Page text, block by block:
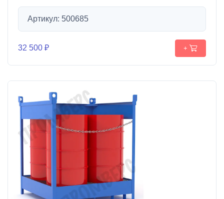
Артикул: 500685
32 500 ₽ +